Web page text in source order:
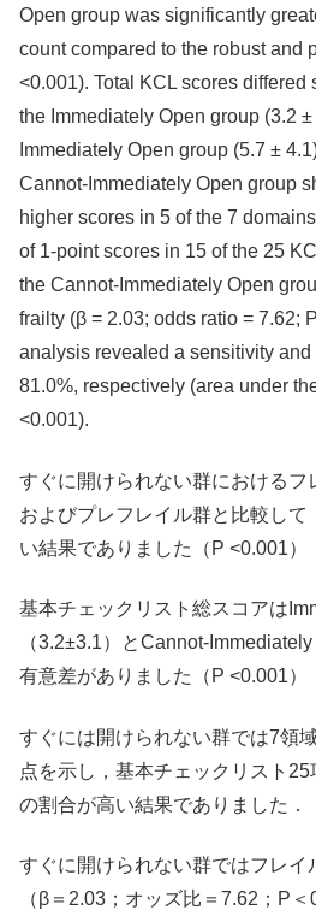
Open group was significantly
count compared to the robust and
<0.001). Total KCL scores
the Immediately Open group (3.2
Immediately Open group (5.7 ±
Cannot-Immediately Open group
higher scores in 5 of the 7
of 1-point scores in 15 of the 25
the Cannot-Immediately Open
frailty (β = 2.03; odds ratio = 7.62;
analysis revealed a sensitivity
81.0%, respectively (area under
<0.001).
すぐに開けられない群におけるフ
およびプレフレイル群と比較して
い結果でありました（P <0.001）
基本チェックリスト総スコアは
（3.2±3.1）とCannot-
有意差がありました（P <0.001）
すぐには開けられない群では7領
点を示し，基本チェックリスト
の割合が高い結果でありました．
すぐに開けられない群ではフレイ
（β＝2.03；オッズ比＝7.62；P＜